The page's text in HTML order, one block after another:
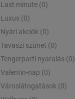
Last minute (0)
Luxus (0)
Nyári akciók (0)
Tavaszi szünet (0)
Tengerparti nyaralás (0)
Valentin-nap (0)
Városlátogatások (0)